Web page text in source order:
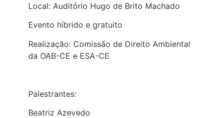
Local: Auditório Hugo de Brito Machado
Evento híbrido e gratuito
Realização: Comissão de Direito Ambiental
da OAB-CE e ESA-CE
Palestrantes:
Beatriz Azevedo